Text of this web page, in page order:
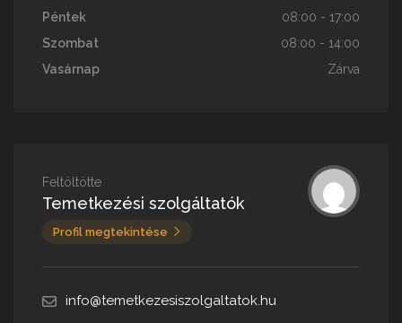
Péntek
08:00 - 17:00
Szombat
08:00 - 14:00
Vasárnap
Zárva
Feltöltötte
Temetkezési szolgáltatók
Profil megtekintése
info@temetkezesiszolgaltatok.hu